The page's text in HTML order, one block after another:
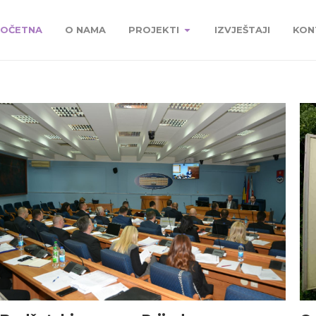
O NAMA PROJEKTI IZVJEŠTAJI